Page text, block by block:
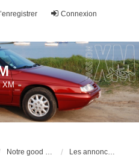
Connexion
XM
Notre good corner ! Les annonces : Citroën XM